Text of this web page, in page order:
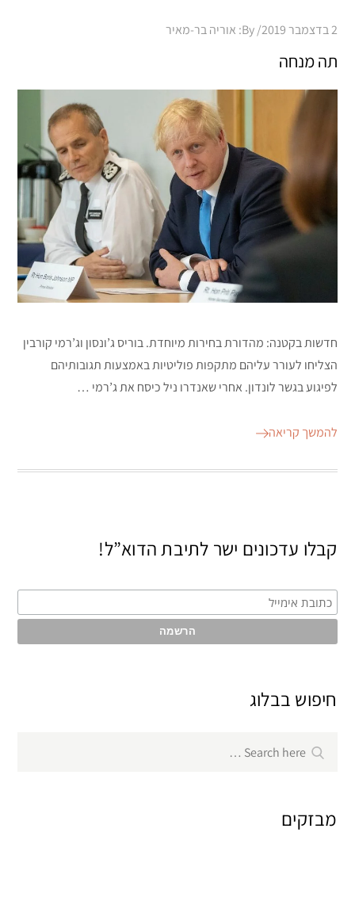
Posted
2 בדצמבר 2019 By: אוריה בר-מאיר
תה מנחה
חדשות בקטנה: מהדורת בחירות מיוחדת. בוריס ג’ונסון וג’רמי קורבין
הצליחו לעורר עליהם מתקפות פוליטיות באמצעות תגובותיהם
לפיגוע בגשר לונדון. אחרי שאנדרו ניל כיסח את ג’רמי …
להמשך קריאה
קבלו עדכונים ישר לתיבת הדוא”ל!
חיפוש בבלוג
Search
for:
Search
מבזקים